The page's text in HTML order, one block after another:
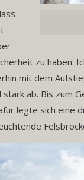
zu haben.
mit dem
ab. Bis zum
legte sich eine